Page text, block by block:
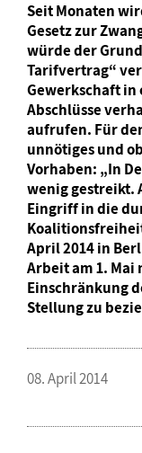
Seit Monaten
Gesetz zur
würde der
Tarifvertrag“
Gewerkschaft in
Abschlüsse
aufrufen. Für
unnötiges und
Vorhaben: „In
wenig gestreikt.
Eingriff in die
April 2014 in
Arbeit am 1. Mai
Einschränkung
Stellung zu
08. April 2014